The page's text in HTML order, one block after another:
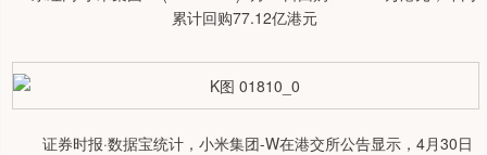
证券时报·数据宝统计，小米集团-W在港交所公告显示，4月30日